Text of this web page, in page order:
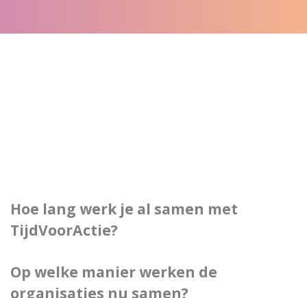
Hoe lang werk je al samen met
TijdVoorActie?
Op welke manier werken de
organisaties nu samen?